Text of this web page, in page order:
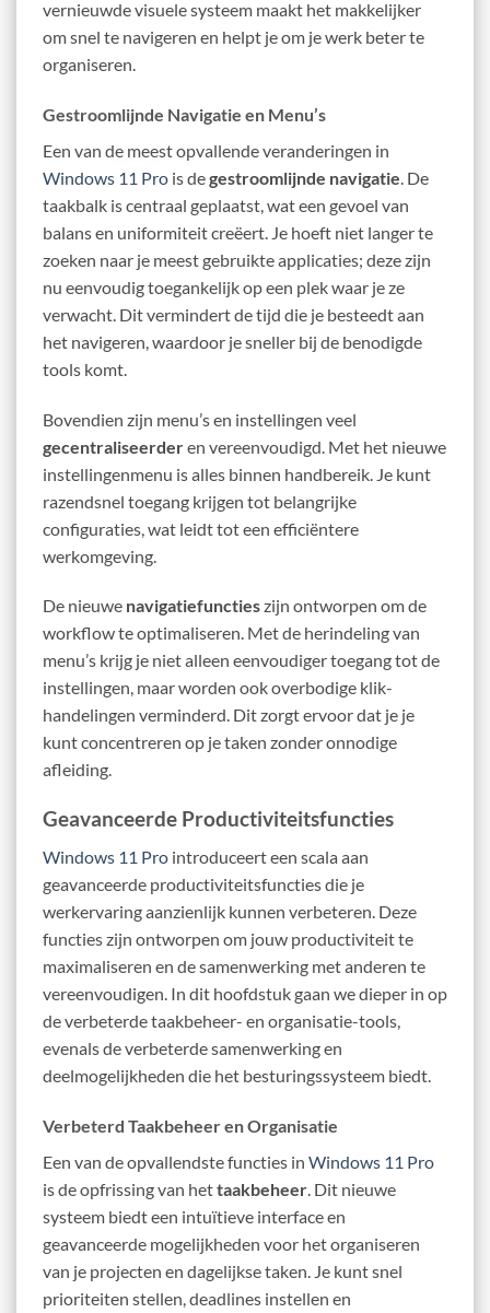
vernieuwde visuele systeem maakt het makkelijker
om snel te navigeren en helpt je om je werk beter te
organiseren.
Gestroomlijnde Navigatie en Menu’s
Een van de meest opvallende veranderingen in
Windows 11 Pro is degestroomlijnde navigatie . De
taakbalk is centraal geplaatst, wat een gevoel van
balans en uniformiteit creëert. Je hoeft niet langer te
zoeken naar je meest gebruikte applicaties; deze zijn
nu eenvoudig toegankelijk op een plek waar je ze
verwacht. Dit vermindert de tijd die je besteedt aan
het navigeren, waardoor je sneller bij de benodigde
tools komt.
Bovendien zijn menu’s en instellingen veel
gecentraliseerderen vereenvoudigd. Met het nieuwe
instellingenmenu is alles binnen handbereik. Je kunt
razendsnel toegang krijgen tot belangrijke
configuraties, wat leidt tot een efficiëntere
werkomgeving.
De nieuwe navigatiefunctieszijn ontworpen om de
workflow te optimaliseren. Met de herindeling van
menu’s krijg je niet alleen eenvoudiger toegang tot de
instellingen, maar worden ook overbodige klik-
handelingen verminderd. Dit zorgt ervoor dat je je
kunt concentreren op je taken zonder onnodige
afleiding.
Geavanceerde Productiviteitsfuncties
Windows 11 Pro introduceert een scala aan
geavanceerde productiviteitsfuncties die je
werkervaring aanzienlijk kunnen verbeteren. Deze
functies zijn ontworpen om jouw productiviteit te
maximaliseren en de samenwerking met anderen te
vereenvoudigen. In dit hoofdstuk gaan we dieper in op
de verbeterde taakbeheer- en organisatie-tools,
evenals de verbeterde samenwerking en
deelmogelijkheden die het besturingssysteem biedt.
Verbeterd Taakbeheer en Organisatie
Een van de opvallendste functies in Windows 11 Pro
is de opfrissing van hettaakbeheer . Dit nieuwe
systeem biedt een intuïtieve interface en
geavanceerde mogelijkheden voor het organiseren
van je projecten en dagelijkse taken. Je kunt snel
prioriteiten stellen, deadlines instellen en